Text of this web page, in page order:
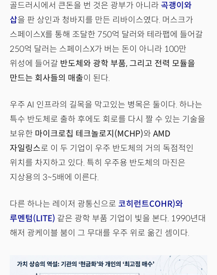
골드러시에서 큰돈을 번 것은 광부가 아니라 곡괭이와
삽을 판 상인과 청바지를 만든 리바이스였다. 머스크가
스페이스X를 통해 조달한 750억 달러와 테라팹에 들어갈
250억 달러는 스페이스X가 버는 돈이 아니라 100만
위성에 들어갈 반도체와 광학 부품, 그리고 전력 모듈을
만드는 회사들의 매출이 된다.
우주 AI 인프라의 길목을 막고있는 병목은 둘이다. 하나는
특수 반도체로 출하 후에도 회로를 다시 짤 수 있는 기술을
보유한 마이크로칩 테크놀로지(MCHP)와 AMD
자일링스로 이 두 기업이 우주 반도체의 거의 독점적인
위치를 차지하고 있다. 특히 우주용 반도체의 마진은
지상용의 3~5배에 이른다.
다른 하나는 레이저 광통신으로 코히런트COHR)와
루멘텀(LITE) 같은 광학 부품 기업이 빛을 본다. 1990년대
해저 광케이블 붐이 그 무대를 우주 위로 옮긴 셈이다.